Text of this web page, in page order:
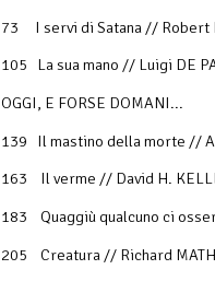
73 I servi di Satana // Robert
105 La sua mano //
OGGI, E FORSE DOMANI...
139 Il mastino della morte //
163 Il verme // David H.
183 Quaggiù qualcuno ci
205 Creatura // Richard